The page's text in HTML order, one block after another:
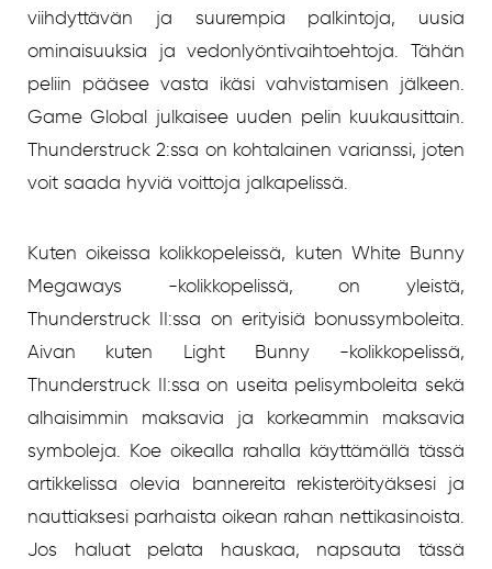
viihdyttävän ja suurempia palkintoja, uusia
ominaisuuksia ja vedonlyöntivaihtoehtoja. Tähän
peliin pääsee vasta ikäsi vahvistamisen jälkeen.
Game Global julkaisee uuden pelin kuukausittain.
Thunderstruck 2:ssa on kohtalainen varianssi, joten
voit saada hyviä voittoja jalkapelissä.
Kuten oikeissa kolikkopeleissä, kuten White Bunny
Megaways -kolikkopelissä, on yleistä,
Thunderstruck II:ssa on erityisiä bonussymboleita.
Aivan kuten Light Bunny -kolikkopelissä,
Thunderstruck II:ssa on useita pelisymboleita sekä
alhaisimmin maksavia ja korkeammin maksavia
symboleja. Koe oikealla rahalla käyttämällä tässä
artikkelissa olevia bannereita rekisteröityäksesi ja
nauttiaksesi parhaista oikean rahan nettikasinoista.
Jos haluat pelata hauskaa, napsauta tässä